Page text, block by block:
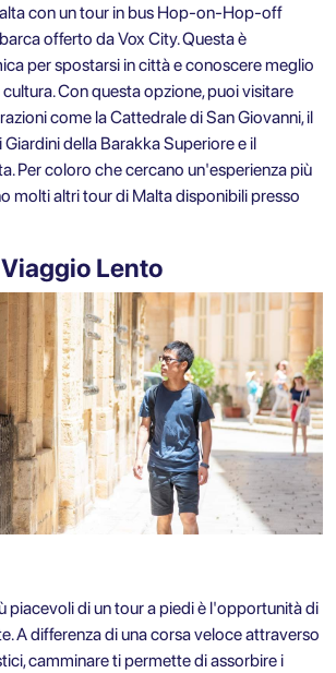
con un tour in bus Hop-on-Hop-off
offerto da Vox City. Questa è
per spostarsi in città e conoscere meglio
cultura. Con questa opzione, puoi visitare
come la Cattedrale di San Giovanni, il
Giardini della Barakka Superiore e il
Per coloro che cercano un'esperienza più
molti altri tour di Malta disponibili presso
Lento
piacevoli di un tour a piedi è l'opportunità di
A differenza di una corsa veloce attraverso
camminare ti permette di assorbire i